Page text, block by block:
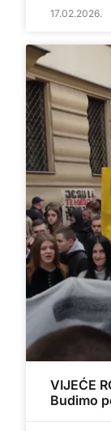
17.02.2026.
VIJEĆE
Budimo